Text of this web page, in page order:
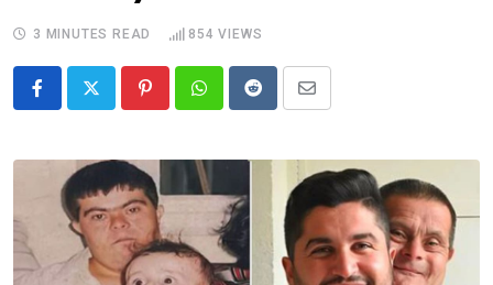
3 MINUTES READ 854 VIEWS
PinterestWhatsappRedditShare
Email